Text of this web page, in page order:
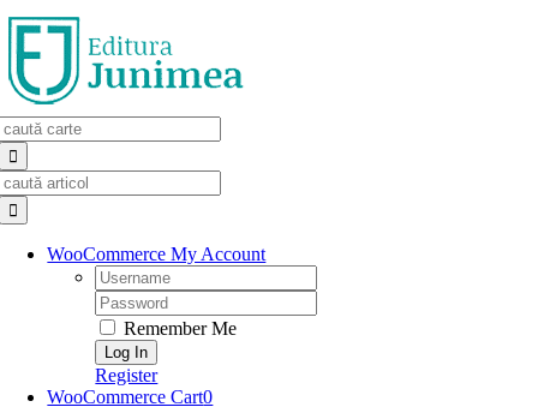
Skip
to
content
WooCommerce My Account
Username:
Password:
Remember Me
Register
WooCommerce Cart0